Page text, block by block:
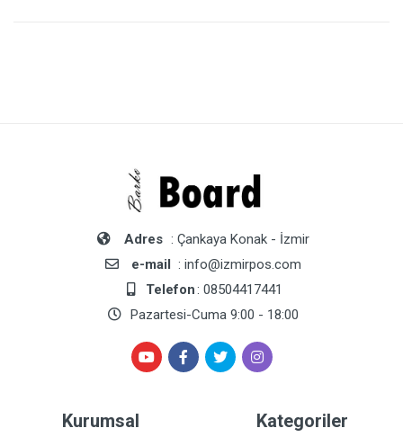
Adres : Çankaya Konak - İzmir
e-mail
: info@izmirpos.com
Telefon: 08504417441
Pazartesi-Cuma 9:00 - 18:00
Kurumsal Kategoriler